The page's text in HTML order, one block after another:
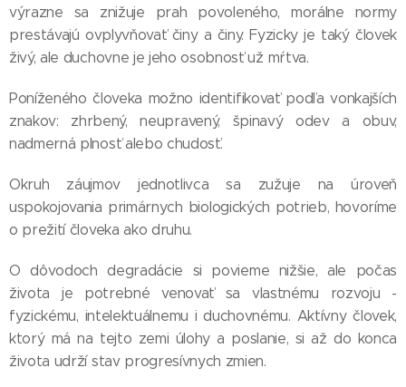
výrazne sa znižuje prah povoleného, ​​morálne normy
prestávajú ovplyvňovať činy a činy. Fyzicky je taký človek
živý, ale duchovne je jeho osobnosť už mŕtva.
Poníženého človeka možno identifikovať podľa vonkajších
znakov: zhrbený, neupravený, špinavý odev a obuv,
nadmerná plnosť alebo chudosť.
Okruh záujmov jednotlivca sa zužuje na úroveň
uspokojovania primárnych biologických potrieb, hovoríme
o prežití človeka ako druhu.
O dôvodoch degradácie si povieme nižšie, ale počas
života je potrebné venovať sa vlastnému rozvoju -
fyzickému, intelektuálnemu i duchovnému. Aktívny človek,
ktorý má na tejto zemi úlohy a poslanie, si až do konca
života udrží stav progresívnych zmien.